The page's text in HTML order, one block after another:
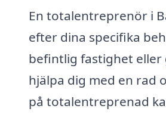
En totalentreprenör i
efter dina specifika
befintlig fastighet
hjälpa dig med en rad
på totalentreprenad